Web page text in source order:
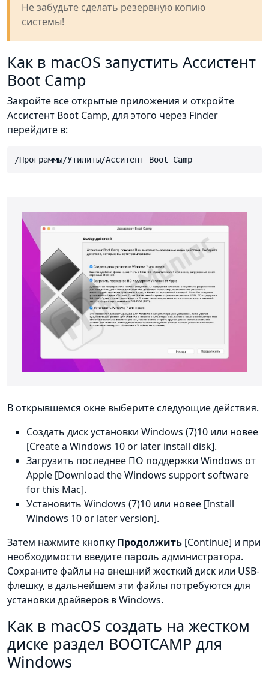
Не забудьте сделать резервную копию
системы!
Как в macOS запустить Ассистент
Boot Camp
Закройте все открытые приложения и откройте
Ассистент Boot Camp, для этого через Finder
перейдите в:
/Программы/Утилиты/Асситент Boot Camp
В открывшемся окне выберите следующие действия.
Создать диск установки Windows (7)10 или новее
[Create a Windows 10 or later install disk].
Загрузить последнее ПО поддержки Windows от
Apple [Download the Windows support software
for this Mac].
Установить Windows (7)10 или новее [Install
Windows 10 or later version].
Затем нажмите кнопку Продолжить [Continue] и при
необходимости введите пароль администратора.
Сохраните файлы на внешний жесткий диск или USB-
флешку, в дальнейшем эти файлы потребуются для
установки драйверов в Windows.
Как в macOS создать на жестком
диске раздел BOOTCAMP для
Windows